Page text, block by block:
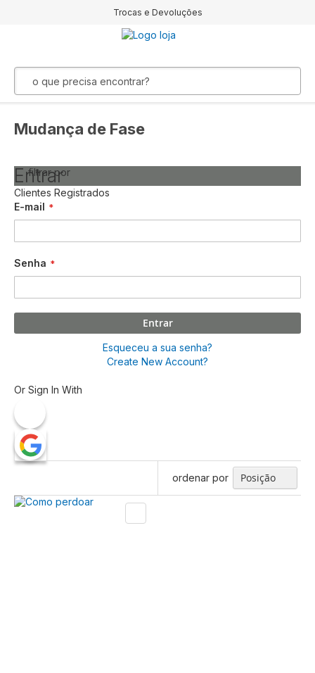
Trocas e Devoluções
Mudança de Fase
Entrar
Clientes Registrados
E-mail
Senha
Entrar
Esqueceu a sua senha?
Create New Account?
Or Sign In With
ordenar por
filtrar por